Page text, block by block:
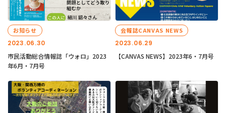
2023.06.30
お知らせ
市民活動総合情報誌「ウォロ」2023
年6月・7月号
2023.06.29
会報誌CANVAS NEWS
【CANVAS NEWS】2023年6・7月号